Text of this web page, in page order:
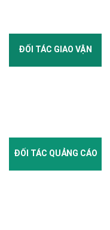
ĐỐI TÁC GIAO VẬN
ĐỐI TÁC QUẢNG CÁO